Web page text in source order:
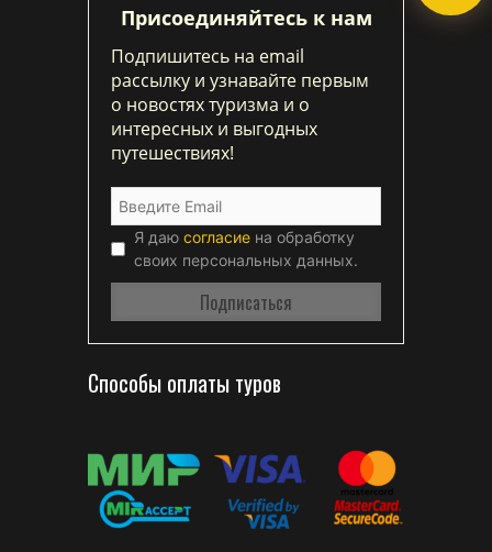
Присоединяйтесь к нам
Подпишитесь на email
рассылку и узнавайте первым
о новостях туризма и о
интересных и выгодных
путешествиях!
Я даю согласие на обработку
своих персональных данных.
Способы оплаты туров